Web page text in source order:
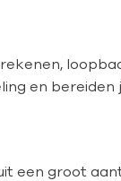
en bereiden
een groot